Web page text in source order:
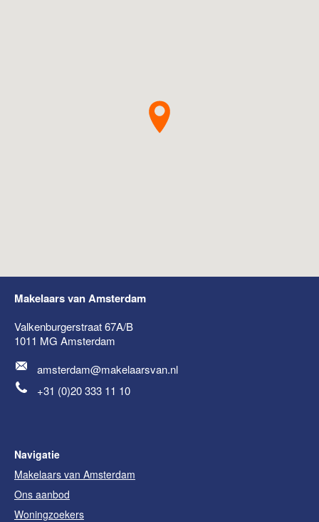
Makelaars van Amsterdam
Valkenburgerstraat 67A/B
1011 MG Amsterdam
amsterdam@makelaarsvan.nl
+31 (0)20 333 11 10
Navigatie
Makelaars van Amsterdam
Ons aanbod
Woningzoekers